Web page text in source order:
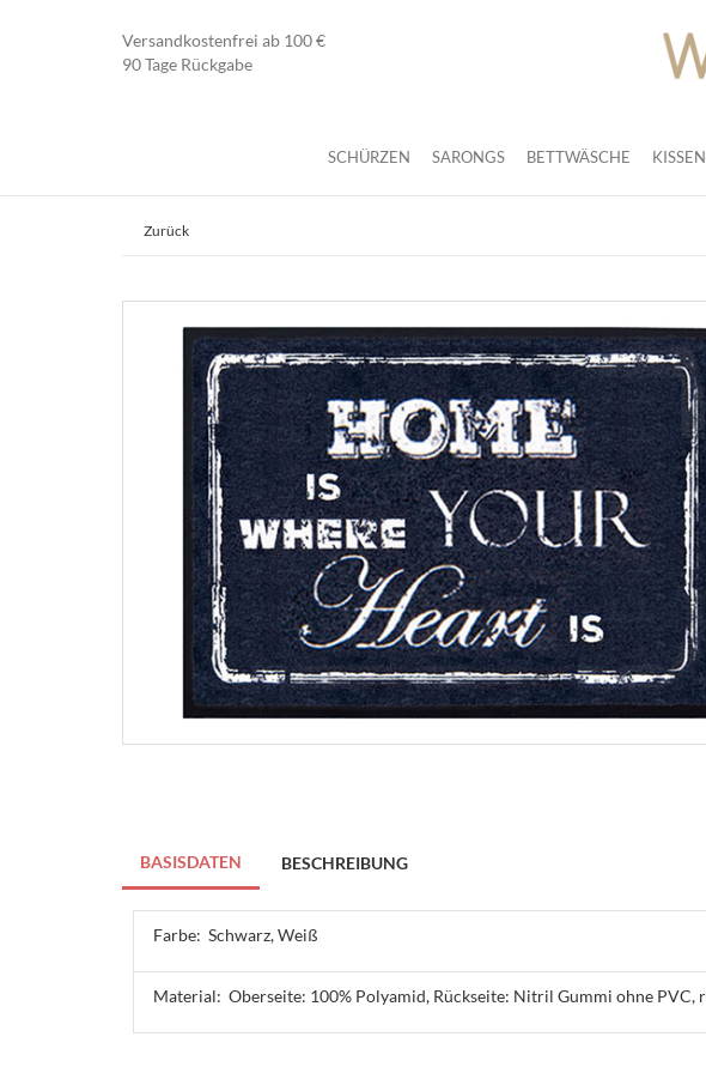
Versandkostenfrei ab 100 €
90 Tage Rückgabe
SCHÜRZEN SARONGS BETTWÄSCHE KISSEN
Zurück
BASISDATEN BESCHREIBUNG
Farbe: Schwarz, Weiß
Material: Oberseite: 100% Polyamid, Rückseite: Nitril Gummi ohne PVC,